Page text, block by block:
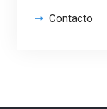
Contacto